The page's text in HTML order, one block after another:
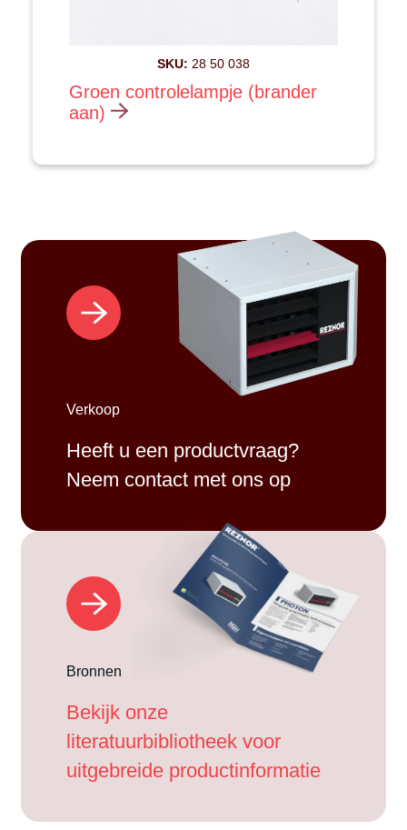
SKU: 28 50 038
Groen controlelampje (brander
aan)
Verkoop
Heeft u een productvraag?
Neem contact met ons op
Bronnen
Bekijk onze
literatuurbibliotheek voor
uitgebreide productinformatie